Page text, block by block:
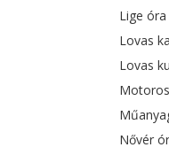
Lige
Lovas
Lovas
Nővér